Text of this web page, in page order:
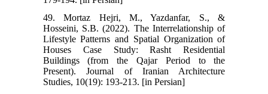
49. Mortaz Hejri, M., Yazdanfar, S., &
Hosseini, S.B. (2022). The Interrelationship of
Lifestyle Patterns and Spatial Organization of
Houses Case Study: Rasht Residential
Buildings (from the Qajar Period to the
Present). Journal of Iranian Architecture
Studies, 10(19): 193-213. [in Persian]